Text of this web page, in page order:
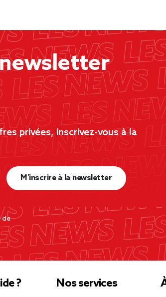
privées, inscrivez-vous à la
de
M’inscrire à la newsletter
? Nos services